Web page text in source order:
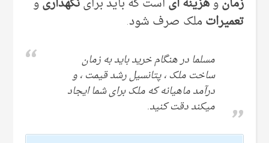
تعمیراتملک صرف شود.
مسلما در هنگام خرید باید به زمان
ساخت ملک ، پتانسیل رشد قیمت ، و
درآمد ماهیانه که ملک برای شما ایجاد
میکند دقت کنید.